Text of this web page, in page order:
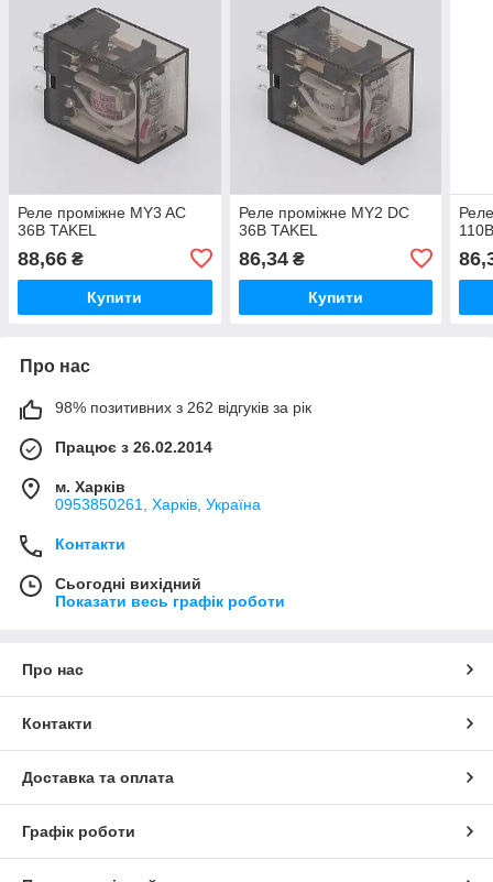
Реле проміжне МY3 AC
36В TAKEL
88,66 ₴
Купити
Реле проміжне МY2 DC
36В TAKEL
86,34₴
Купити
Про нас
98% позитивних з 262 відгуків за рік
Працює з 26.02.2014
м. Харків
0953850261, Харків, Україна
Контакти
Сьогодні вихідний
Показати весь графік роботи
Про нас
Контакти
Доставка та оплата
Графік роботи